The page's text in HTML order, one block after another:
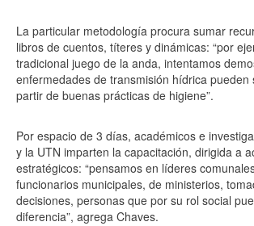
La particular metodología procura sumar
libros de cuentos, títeres y dinámicas: “por
tradicional juego de la anda, intentamos
enfermedades de transmisión hídrica pueden
partir de buenas prácticas de higiene”.
Por espacio de 3 días, académicos e
y la UTN imparten la capacitación, dirigida a
estratégicos: “pensamos en líderes
funcionarios municipales, de ministerios,
decisiones, personas que por su rol social
diferencia”, agrega Chaves.